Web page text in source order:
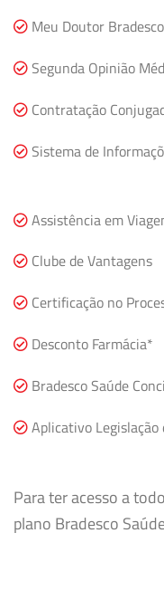
Meu Doutor
Segunda Opinião
Contratação
Sistema de
Assistência em
Clube de Vantagens
Certificação no
Desconto Farmácia*
Bradesco Saúde
Aplicativo
Para ter acesso a
plano Bradesco